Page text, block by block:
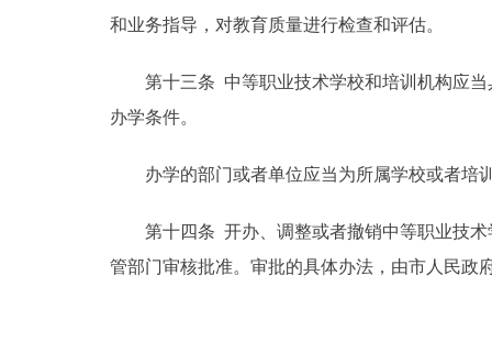
和业务指导，对教育质量进行检查和评估。
第十三条 中等职业技术学校和培训机构应当
办学条件。
办学的部门或者单位应当为所属学校或者培训
第十四条 开办、调整或者撤销中等职业技术
管部门审核批准。审批的具体办法，由市人民政